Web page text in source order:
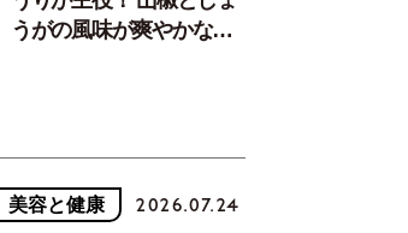
うがの風味が爽やかな、
美容と健康 2026.07.24